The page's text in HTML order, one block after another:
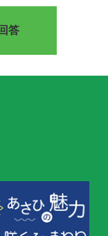
答